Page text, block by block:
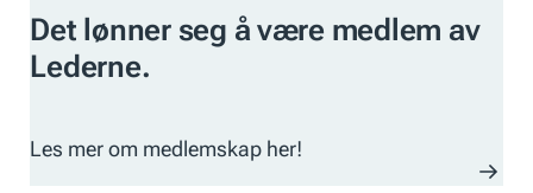
Det lønner seg å være medlem av
Lederne.
Les mer om medlemskap her!